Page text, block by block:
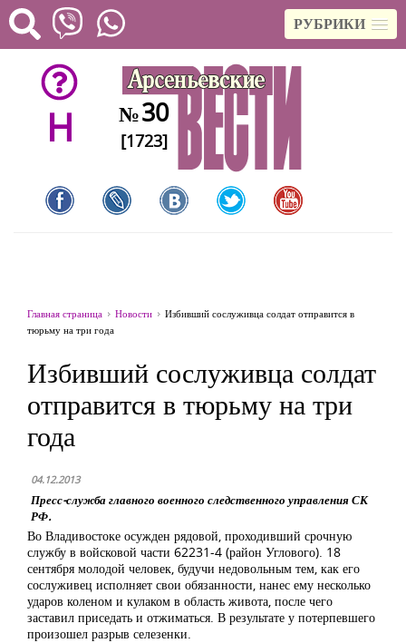
РУБРИКИ
H №30
[1723]
Главная страница Новости
Избивший сослуживца солдат отправится в
тюрьму на три года
Избивший сослуживца солдат
отправится в тюрьму на три
года
04.12.2013
Пресс-служба главного военного следственного управления СК
РФ.
Во Владивостоке осужден рядовой, проходивший срочную
службу в войсковой части 62231-4 (район Углового). 18
сентября молодой человек, будучи недовольным тем, как его
сослуживец исполняет свои обязанности, нанес ему несколько
ударов коленом и кулаком в область живота, после чего
заставил приседать и отжиматься. В результате у потерпевшего
произошел разрыв селезенки.